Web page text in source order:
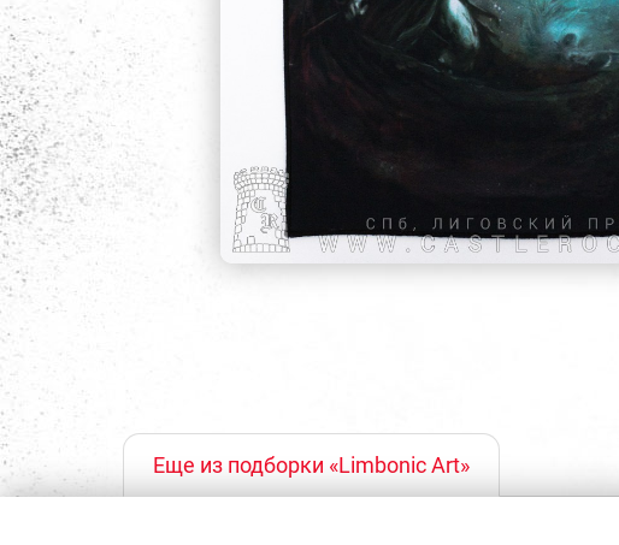
Еще из подборки «Limbonic Art»